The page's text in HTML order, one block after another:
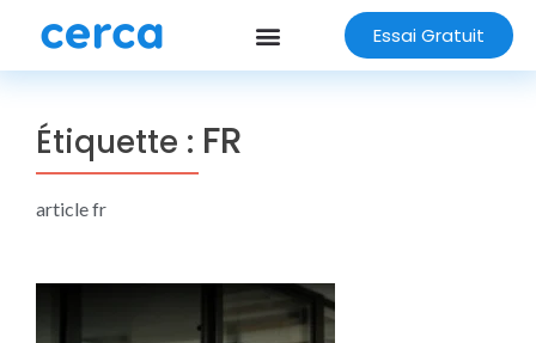
Essai Gratuit
Étiquette : FR
article fr